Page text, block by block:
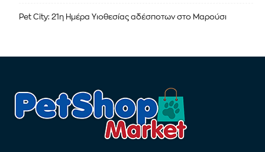
Pet City: 21η Ημέρα Υιοθεσίας αδέσποτων στο Μαρούσι